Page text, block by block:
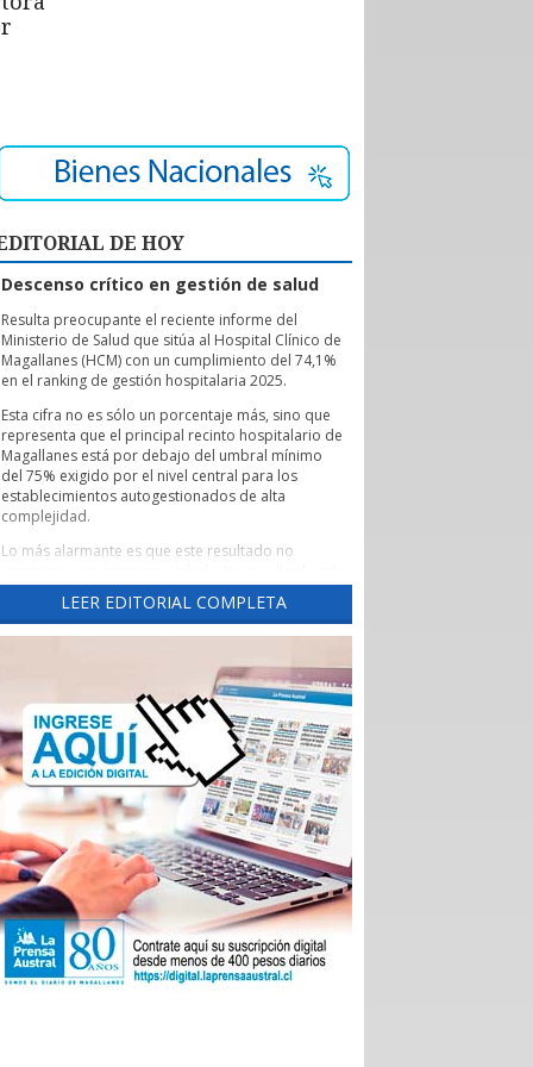
DE HOY
Descenso crítico en gestión de salud
Resulta preocupante el reciente informe del
Ministerio de Salud que sitúa al Hospital Clínico de
Magallanes (HCM) con un cumplimiento del 74,1%
en el ranking de gestión hospitalaria 2025.
Esta cifra no es sólo un porcentaje más, sino que
representa que el principal recinto hospitalario de
Magallanes está por debajo del umbral mínimo
del 75% exigido por el nivel central para los
establecimientos autogestionados de alta
complejidad.
Lo más alarmante es que este resultado no
año este diario había advertido una tendencia
preocupante, cuando un reporte de la Evaluación
de los Establecimientos Autogestionados en Red
región con un crítico 65,3% de cumplimiento al
corte de abril de 2026.
Un aspecto preocupante de aquel reporte fue la
brusca caída del indicador las Garantías Explícitas
de Salud (Ges), que otorga cobertura obligatoria a
través de Fonasa e Isapres para 90 problemas de
sanitarios, “asegurando” derechos claros de
atención médica.
Durante el año pasado, este indicador se mantuvo
en alrededor del 90%, pero cayó de 92,7% en
noviembre a 74% en diciembre, para desplomarse
a 34,3% en enero.
En aquella ocasión, las autoridades locales
atribuyeron el deterioro a problemas
LEER EDITORIAL COMPLETA